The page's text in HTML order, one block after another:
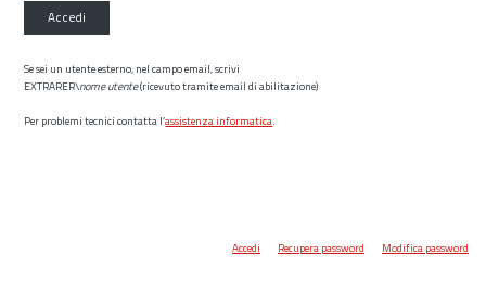
Accedi
Se sei un utente esterno, nel campo email, scrivi
EXTRARER\nome utente(ricevuto tramite email di abilitazione)
Per problemi tecnici contatta l’assistenza informatica.
Accedi Recupera password Modifica password